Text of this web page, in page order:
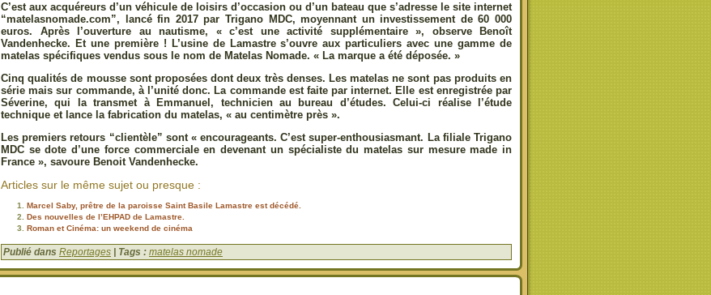
C’est aux acquéreurs d’un véhicule de loisirs d’occasion ou d’un bateau que s’adresse le site internet
“matelasnomade.com”, lancé fin 2017 par Trigano MDC, moyennant un investissement de 60 000
euros. Après l’ouverture au nautisme, « c’est une activité supplémentaire », observe Benoît
Vandenhecke. Et une première ! L’usine de Lamastre s’ouvre aux particuliers avec une gamme de
matelas spécifiques vendus sous le nom de Matelas Nomade. « La marque a été déposée. »
Cinq qualités de mousse sont proposées dont deux très denses. Les matelas ne sont pas produits en
série mais sur commande, à l’unité donc. La commande est faite par internet. Elle est enregistrée par
Séverine, qui la transmet à Emmanuel, technicien au bureau d’études. Celui-ci réalise l’étude
technique et lance la fabrication du matelas, « au centimètre près ».
Les premiers retours “clientèle” sont « encourageants. C’est super-enthousiasmant. La filiale Trigano
MDC se dote d’une force commerciale en devenant un spécialiste du matelas sur mesure made in
France », savoure Benoit Vandenhecke.
Articles sur le même sujet ou presque :
Marcel Saby, prêtre de la paroisse Saint Basile Lamastre est décédé.
Des nouvelles de l’EHPAD de Lamastre.
Roman et Cinéma: un weekend de cinéma
Publié dans Reportages | Tags : matelas nomade